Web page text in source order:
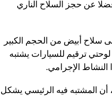
عن حجز السلاح الناري
سلاح أبيض من الحجم الكبير
لوحتي ترقيم للسيارات يشتبه
الإجرامي.
أن المشتبه فيه الرئيسي يشكل